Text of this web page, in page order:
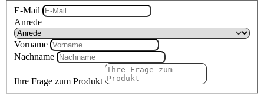
E-Mail
Anrede
Vorname
Nachname
Ihre Frage zum Produkt